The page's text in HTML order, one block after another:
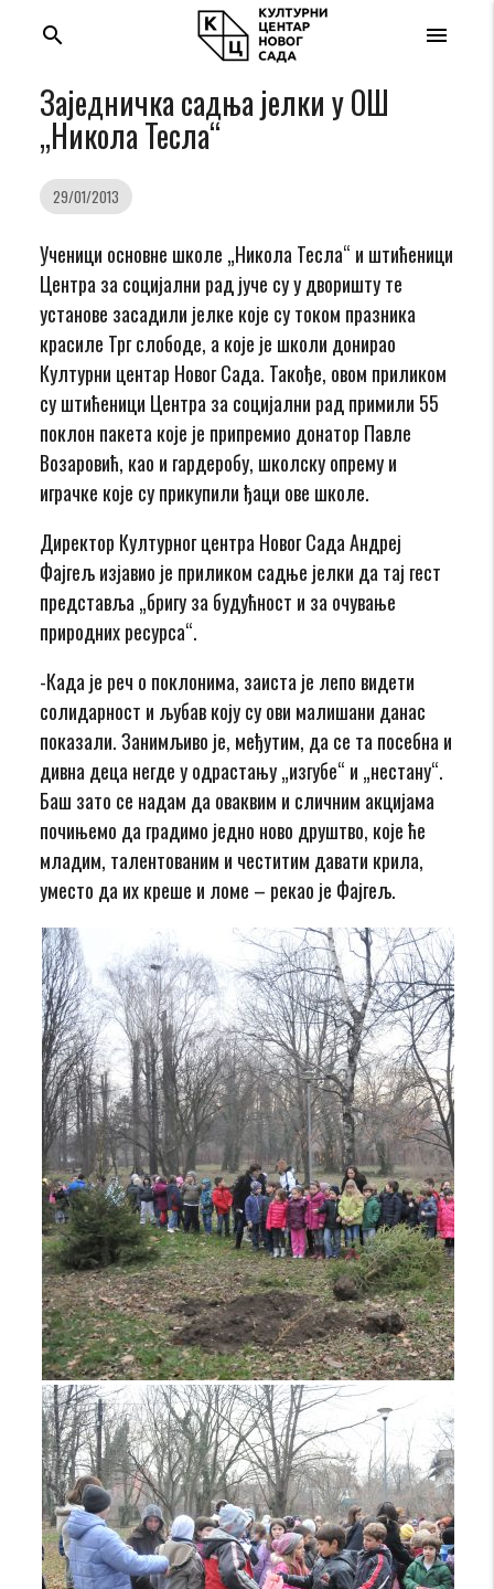
menu
search
Заједничка садња јелки у ОШ
„Никола Тесла“
29/01/2013
Ученици основне школе „Никола Тесла“ и штићеници
Центра за социјални рад јуче су у дворишту те
установе засадили јелке које су током празника
красиле Трг слободе, а које је школи донирао
Културни центар Новог Сада. Такође, овом приликом
су штићеници Центра за социјални рад примили 55
поклон пакета које је припремио донатор Павле
Возаровић, као и гардеробу, школску опрему и
играчке које су прикупили ђаци ове школе.
Директор Културног центра Новог Сада Андреј
Фајгељ изјавио је приликом садње јелки да тај гест
представља „бригу за будућност и за очување
природних ресурса“.
-Када је реч о поклонима, заиста је лепо видети
солидарност и љубав коју су ови малишани данас
показали. Занимљиво је, међутим, да се та посебна и
дивна деца негде у одрастању „изгубе“ и „нестану“.
Баш зато се надам да оваквим и сличним акцијама
почињемо да градимо једно ново друштво, које ће
младим, талентованим и честитим давати крила,
уместо да их креше и ломе – рекао је Фајгељ.